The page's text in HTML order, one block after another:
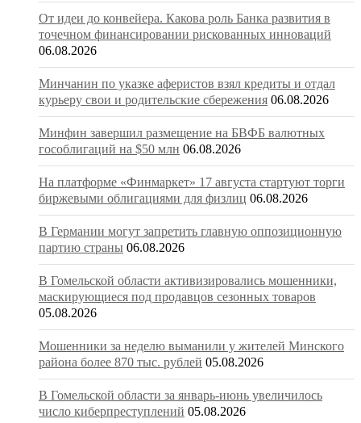
От идеи до конвейера. Какова роль Банка развития в
точечном финансировании рискованных инноваций
06.08.2026
Минчанин по указке аферистов взял кредиты и отдал
курьеру свои и родительские сбережения 06.08.2026
Минфин завершил размещение на БВФБ валютных
гособлигаций на $50 млн 06.08.2026
На платформе «Финмаркет» 17 августа стартуют торги
биржевыми облигациями для физлиц 06.08.2026
В Германии могут запретить главную оппозиционную
партию страны 06.08.2026
В Гомельской области активизировались мошенники,
маскирующиеся под продавцов сезонных товаров
05.08.2026
Мошенники за неделю выманили у жителей Минского
района более 870 тыс. рублей 05.08.2026
В Гомельской области за январь-июнь увеличилось
число киберпреступлений 05.08.2026